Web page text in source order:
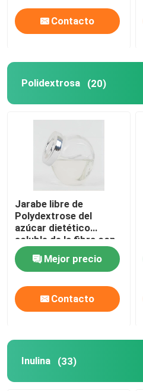
Contacto
Polidextrosa (20)
Jarabe libre de
Polydextrose del
azúcar dietético
soluble de la fibra con
el mismo líquido de
Polydextrose del color
claro para los
productos libres del
azúcar
Mejor precio
Contacto
Inulina (33)